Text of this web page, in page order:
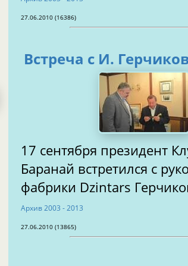
27.06.2010 (16386)
Встреча с И.
17 сентября президент
Баранай встретился с
фабрики Dzintars
Aрхив 2003 - 2013
27.06.2010 (13865)